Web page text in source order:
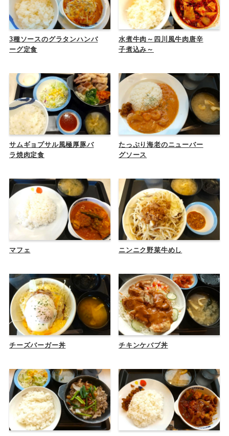
3種ソースのグラタンハンバ
ーグ定食
水煮牛肉～四川風牛肉唐辛
子煮込み～
サムギョプサル風極厚豚バ
ラ焼肉定食
たっぷり海老のニューバー
グソース
マフェ ニンニク野菜牛めし
チーズバーガー丼 チキンケバブ丼